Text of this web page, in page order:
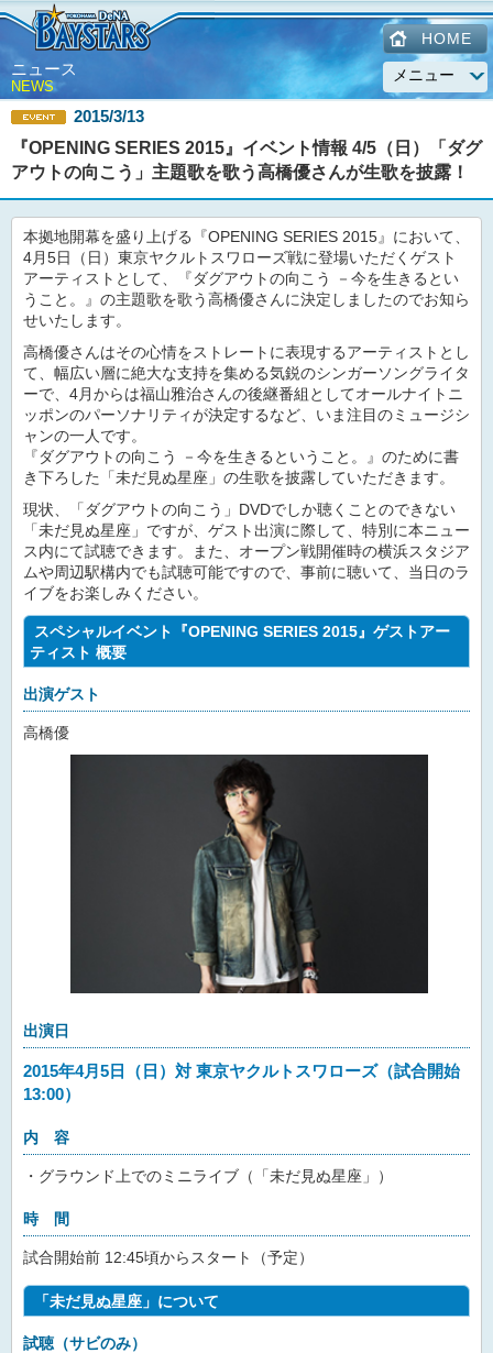
HOME
ニュース
NEWS
2015/3/13
『OPENING SERIES 2015』イベント情報 4/5（日）「ダグ
アウトの向こう」主題歌を歌う高橋優さんが生歌を披露！
本拠地開幕を盛り上げる『OPENING SERIES 2015』において、
4月5日（日）東京ヤクルトスワローズ戦に登場いただくゲスト
アーティストとして、『ダグアウトの向こう －今を生きるとい
うこと。』の主題歌を歌う高橋優さんに決定しましたのでお知ら
せいたします。
高橋優さんはその心情をストレートに表現するアーティストとし
て、幅広い層に絶大な支持を集める気鋭のシンガーソングライタ
ーで、4月からは福山雅治さんの後継番組としてオールナイトニ
ッポンのパーソナリティが決定するなど、いま注目のミュージシ
ャンの一人です。
『ダグアウトの向こう －今を生きるということ。』のために書
き下ろした「未だ見ぬ星座」の生歌を披露していただきます。
現状、「ダグアウトの向こう」DVDでしか聴くことのできない
「未だ見ぬ星座」ですが、ゲスト出演に際して、特別に本ニュー
ス内にて試聴できます。また、オープン戦開催時の横浜スタジア
ムや周辺駅構内でも試聴可能ですので、事前に聴いて、当日のラ
イブをお楽しみください。
スペシャルイベント『OPENING SERIES 2015』ゲストアー
ティスト 概要
出演ゲスト
高橋優
出演日
2015年4月5日（日）対 東京ヤクルトスワローズ（試合開始
13:00）
内 容
・グラウンド上でのミニライブ（「未だ見ぬ星座」）
時 間
試合開始前 12:45頃からスタート（予定）
「未だ見ぬ星座」について
試聴（サビのみ）